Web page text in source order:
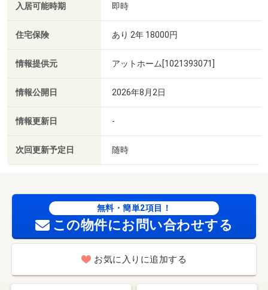
入居可能時期 即時
住宅保険 あり 2年 18000円
情報提供元 アットホーム[1021393071]
情報公開日 2026年8月2日
情報更新日 -
次回更新予定日 随時
無料・簡単2項目！
この物件にお問い合わせする
お気に入りに追加する